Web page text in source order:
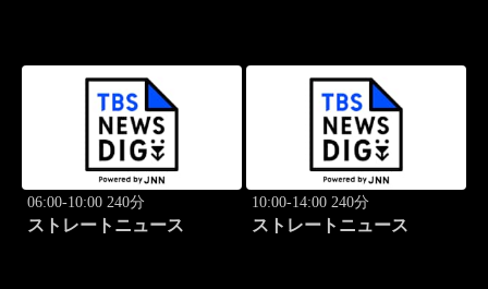
06:00-10:00 240分
ストレートニュース
10:00-14:00 240分
ストレートニュース